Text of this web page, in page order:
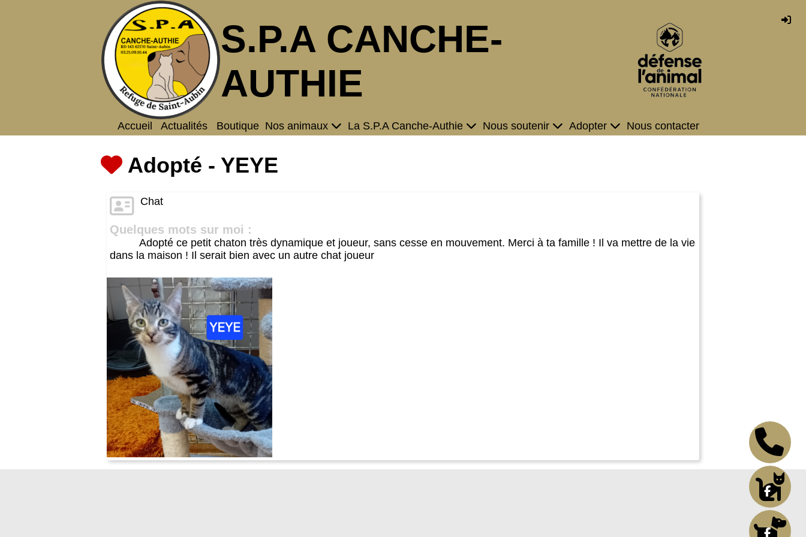
S.P.A CANCHE-
AUTHIE
Accueil Actualités Boutique Nos animaux La S.P.A Canche-Authie Nous soutenir Adopter Nous contacter
Adopté - YEYE
Chat
Quelques mots sur moi :
Adopté ce petit chaton très dynamique et joueur, sans cesse en mouvement. Merci à ta famille ! Il va mettre de la vie
dans la maison ! Il serait bien avec un autre chat joueur